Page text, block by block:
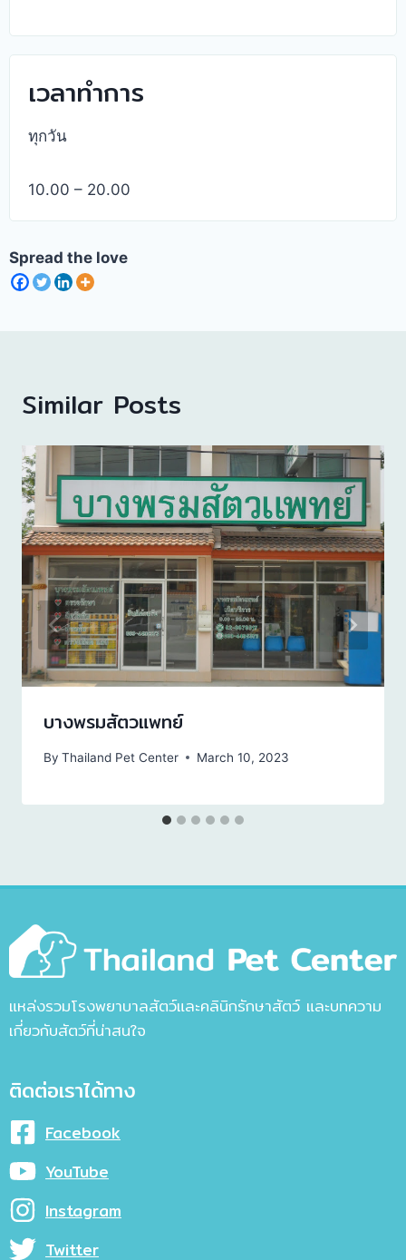
เวลาทำการ
ทุกวัน
10.00 – 20.00
Spread the love
Similar Posts
บางพรมสัตวแพทย์
By Thailand Pet Center March 10, 2023
แหล่งรวมโรงพยาบาลสัตว์และคลินิกรักษาสัตว์ และบทความ
เกี่ยวกับสัตว์ที่น่าสนใจ
ติดต่อเราได้ทาง
Facebook
YouTube
Instagram
Twitter